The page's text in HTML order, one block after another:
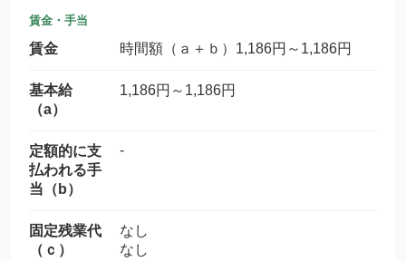
賃金・手当
賃金 時間額（ａ＋ｂ）1,186円～1,186円
基本給
（a）
1,186円～1,186円
定額的に支
払われる手
当（b）
-
固定残業代
（ｃ）
なし
なし